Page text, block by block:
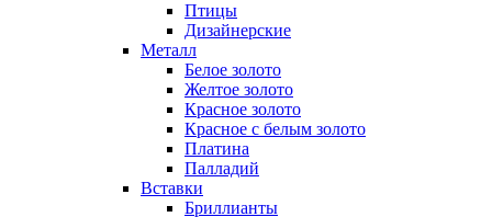
Птицы
Дизайнерские
Металл
Белое золото
Желтое золото
Красное золото
Красное с белым золото
Платина
Палладий
Вставки
Бриллианты